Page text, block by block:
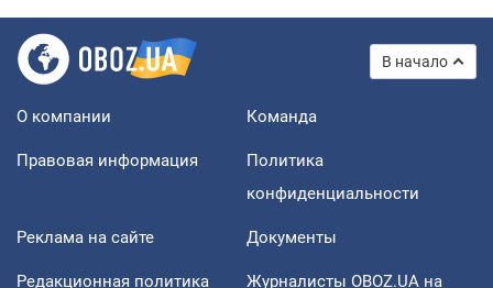
В начало
О компании Команда
Правовая информация
Политика
конфиденциальности
Реклама на сайте Документы
Редакционная политика Журналисты OBOZ.UA на